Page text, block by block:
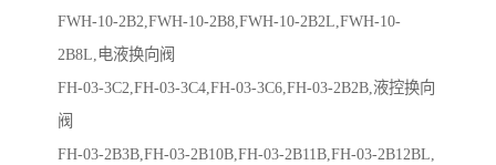
FWH-10-2B2,FWH-10-2B8,FWH-10-2B2L,FWH-10-
2B8L,电液换向阀
FH-03-3C2,FH-03-3C4,FH-03-3C6,FH-03-2B2B,液控换向
阀
FH-03-2B3B,FH-03-2B10B,FH-03-2B11B,FH-03-2B12BL,